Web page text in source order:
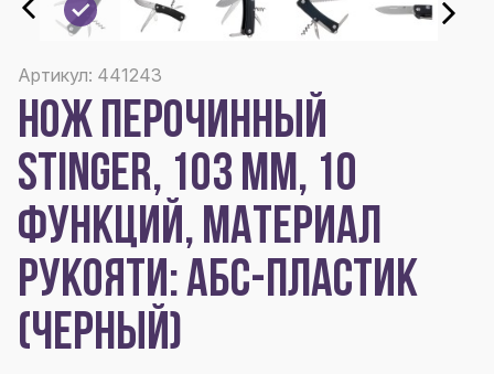
Артикул: 441243
НОЖ ПЕРОЧИННЫЙ
STINGER, 103 ММ, 10
ФУНКЦИЙ, МАТЕРИАЛ
РУКОЯТИ: АБС-ПЛАСТИК
(ЧЕРНЫЙ)